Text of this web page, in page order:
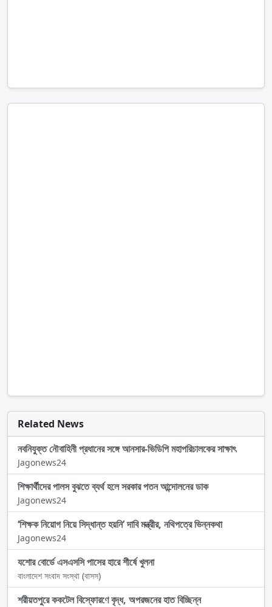
Related News
নবনিযুক্ত নৌবাহিনী প্রধানের সঙ্গে আনসার-ভিডিপি মহাপরিচালকের সাক্ষাৎ
Jagonews24
শিক্ষার্থীদের পালস বুঝতে ব্যর্থ হলে সরকার পতন আন্দোলনের ডাক
Jagonews24
‘শিক্ষক নিয়োগ নিয়ে সিদ্ধান্ত হয়নি’ দাবি মন্ত্রীর, নথিপত্রে ভিন্নকথা
Jagonews24
যশোর বোর্ডে এসএসসি পাসের হারে শীর্ষে খুলনা
বাংলাদেশ সংবাদ সংস্থা (বাসস)
শরীয়তপুরে ককটেল বিস্ফোরণে বৃদ্ধ, অপরজনের হাত বিচ্ছিন্ন